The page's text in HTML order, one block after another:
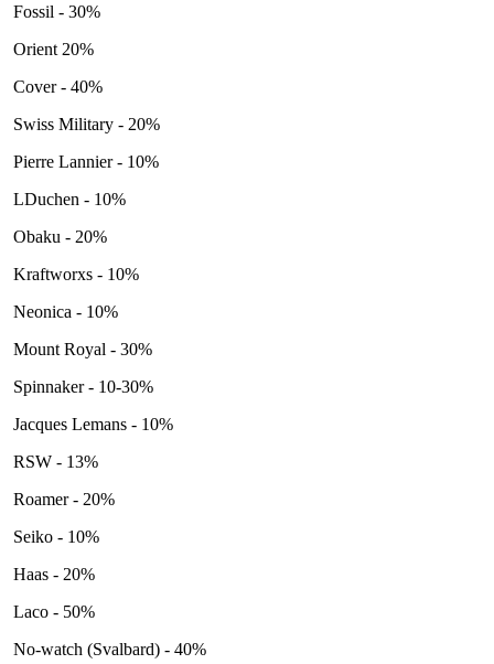
Fossil - 30%
Orient 20%
Cover - 40%
Swiss Military - 20%
Pierre Lannier - 10%
LDuchen - 10%
Obaku - 20%
Kraftworxs - 10%
Neonica - 10%
Mount Royal - 30%
Spinnaker - 10-30%
Jacques Lemans - 10%
RSW - 13%
Roamer - 20%
Seiko - 10%
Haas - 20%
Laco - 50%
No-watch (Svalbard) - 40%